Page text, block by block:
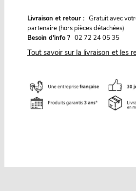
Livraison et retour : Gratuit avec
partenaire (hors pièces détachées)
Besoin d'info ? 02 72 24 05 35
Tout savoir sur la livraison et les